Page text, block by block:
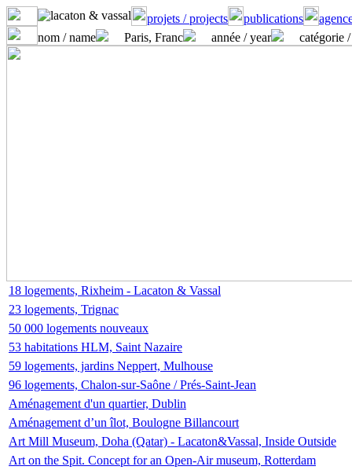
projets / projects publications
nom / name
Paris, Franc année / year catégorie
18 logements, Rixheim - Lacaton & Vassal
23 logements, Trignac
50 000 logements nouveaux
53 habitations HLM, Saint Nazaire
59 logements, jardins Neppert, Mulhouse
96 logements, Chalon-sur-Saône / Prés-Saint-Jean
Aménagement d'un quartier, Dublin
Aménagement d’un îlot, Boulogne Billancourt
Art Mill Museum, Doha (Qatar) - Lacaton&Vassal, Inside Outside
Art on the Spit. Concept for an Open-Air museum, Rotterdam